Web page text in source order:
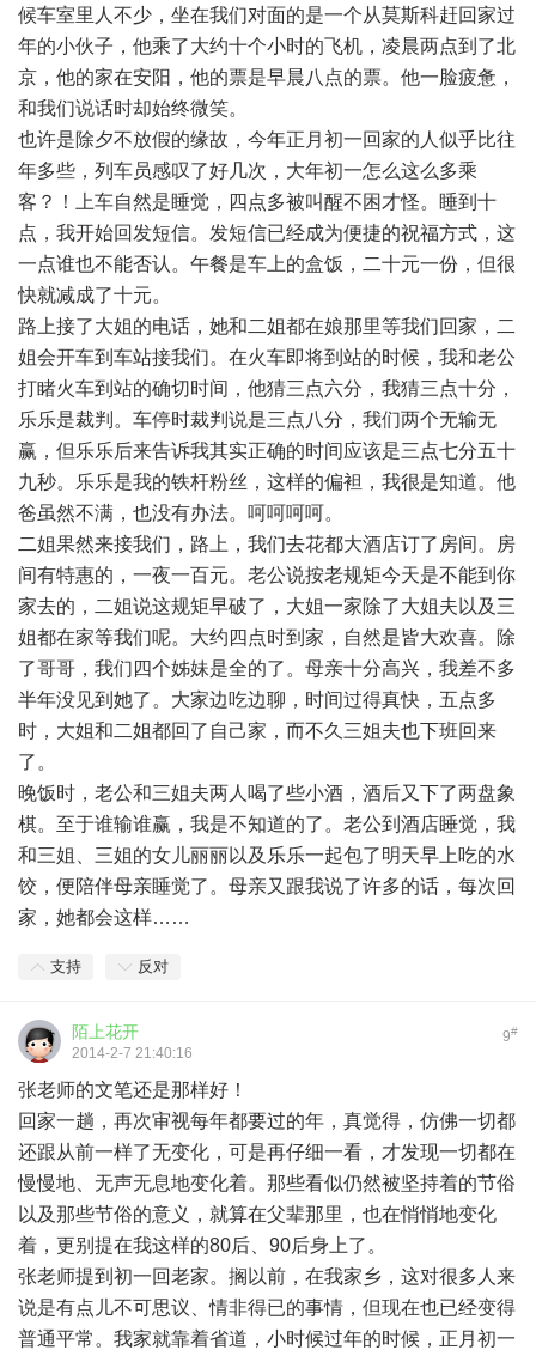
候车室里人不少，坐在我们对面的是一个从莫斯科赶回家过
年的小伙子，他乘了大约十个小时的飞机，凌晨两点到了北
京，他的家在安阳，他的票是早晨八点的票。他一脸疲惫，
和我们说话时却始终微笑。
也许是除夕不放假的缘故，今年正月初一回家的人似乎比往
年多些，列车员感叹了好几次，大年初一怎么这么多乘
客？！上车自然是睡觉，四点多被叫醒不困才怪。睡到十
点，我开始回发短信。发短信已经成为便捷的祝福方式，这
一点谁也不能否认。午餐是车上的盒饭，二十元一份，但很
快就减成了十元。
路上接了大姐的电话，她和二姐都在娘那里等我们回家，二
姐会开车到车站接我们。在火车即将到站的时候，我和老公
打睹火车到站的确切时间，他猜三点六分，我猜三点十分，
乐乐是裁判。车停时裁判说是三点八分，我们两个无输无
赢，但乐乐后来告诉我其实正确的时间应该是三点七分五十
九秒。乐乐是我的铁杆粉丝，这样的偏袒，我很是知道。他
爸虽然不满，也没有办法。呵呵呵呵。
二姐果然来接我们，路上，我们去花都大酒店订了房间。房
间有特惠的，一夜一百元。老公说按老规矩今天是不能到你
家去的，二姐说这规矩早破了，大姐一家除了大姐夫以及三
姐都在家等我们呢。大约四点时到家，自然是皆大欢喜。除
了哥哥，我们四个姊妹是全的了。母亲十分高兴，我差不多
半年没见到她了。大家边吃边聊，时间过得真快，五点多
时，大姐和二姐都回了自己家，而不久三姐夫也下班回来
了。
晚饭时，老公和三姐夫两人喝了些小酒，酒后又下了两盘象
棋。至于谁输谁赢，我是不知道的了。老公到酒店睡觉，我
和三姐、三姐的女儿丽丽以及乐乐一起包了明天早上吃的水
饺，便陪伴母亲睡觉了。母亲又跟我说了许多的话，每次回
家，她都会这样……
支持 反对
9#
陌上花开
2014-2-7 21:40:16
张老师的文笔还是那样好！
回家一趟，再次审视每年都要过的年，真觉得，仿佛一切都
还跟从前一样了无变化，可是再仔细一看，才发现一切都在
慢慢地、无声无息地变化着。那些看似仍然被坚持着的节俗
以及那些节俗的意义，就算在父辈那里，也在悄悄地变化
着，更别提在我这样的80后、90后身上了。
张老师提到初一回老家。搁以前，在我家乡，这对很多人来
说是有点儿不可思议、情非得已的事情，但现在也已经变得
普通平常。我家就靠着省道，小时候过年的时候，正月初一